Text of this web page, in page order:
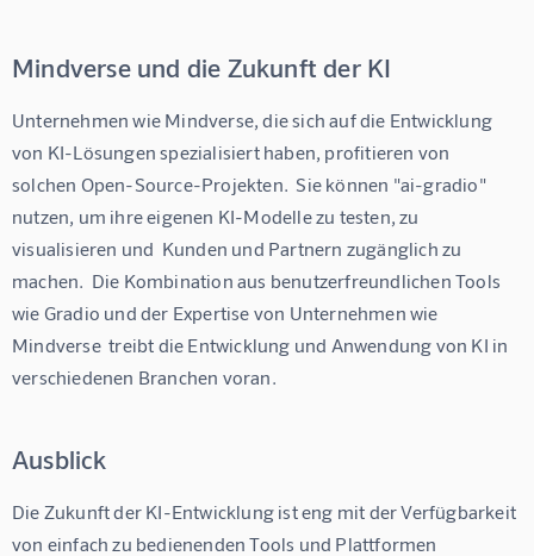
Mindverse und die Zukunft der KI
Unternehmen wie Mindverse, die sich auf die Entwicklung
von KI-Lösungen spezialisiert haben, profitieren von
solchen Open-Source-Projekten.  Sie können "ai-gradio"
nutzen, um ihre eigenen KI-Modelle zu testen, zu
visualisieren und  Kunden und Partnern zugänglich zu
machen.  Die Kombination aus benutzerfreundlichen Tools
wie Gradio und der Expertise von Unternehmen wie
Mindverse  treibt die Entwicklung und Anwendung von KI in
verschiedenen Branchen voran.
Ausblick
Die Zukunft der KI-Entwicklung ist eng mit der Verfügbarkeit
von einfach zu bedienenden Tools und Plattformen